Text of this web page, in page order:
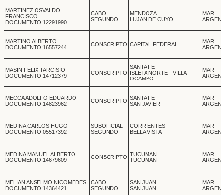
MARTINEZ OSVALDO
FRANCISCO
DOCUMENTO:12291990
CABO
SEGUNDO
MENDOZA
LUJAN DE CUYO
MAR
MARTINO ALBERTO
DOCUMENTO:16557244
CONSCRIPTO CAPITAL FEDERAL
MAR
MASIN FELIX TARCISIO
DOCUMENTO:14712379
CONSCRIPTO
SANTA FE
ISLETA NORTE - VILLA
OCAMPO
MAR
MECCA ADOLFO EDUARDO
DOCUMENTO:14823962
CONSCRIPTO SANTA FE
SAN JAVIER
MAR
MEDINA CARLOS HUGO
DOCUMENTO:05517392
SUBOFICIAL
SEGUNDO
CORRIENTES
BELLA VISTA
MAR
MEDINA MANUEL ALBERTO
DOCUMENTO:14679609
CONSCRIPTO TUCUMAN
TUCUMAN
MAR
MELIAN ANSELMO NICOMEDES
DOCUMENTO:14364421
CABO
SEGUNDO
SAN JUAN
SAN JUAN
MAR